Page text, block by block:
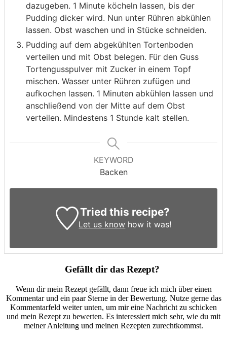
dazugeben. 1 Minute köcheln lassen, bis der
Pudding dicker wird. Nun unter Rühren abkühlen
lassen. Obst waschen und in Stücke schneiden.
Pudding auf dem abgekühlten Tortenboden
verteilen und mit Obst belegen. Für den Guss
Tortengusspulver mit Zucker in einem Topf
mischen. Wasser unter Rühren zufügen und
aufkochen lassen. 1 Minuten abkühlen lassen und
anschließend von der Mitte auf dem Obst
verteilen. Mindestens 1 Stunde kalt stellen.
KEYWORD
Backen
Tried this recipe?
Let us know how it was!
Gefällt dir das Rezept?
Wenn dir mein Rezept gefällt, dann freue ich mich über einen
Kommentar und ein paar Sterne in der Bewertung. Nutze gerne das
Kommentarfeld weiter unten, um mir eine Nachricht zu schicken
und mein Rezept zu bewerten. Es interessiert mich sehr, wie du mit
meiner Anleitung und meinen Rezepten zurechtkommst.